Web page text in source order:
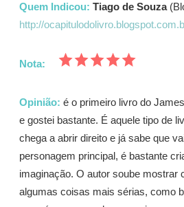
Quem Indicou: Tiago de Souza
http://
Nota:
Opinião: é o primeiro livro do
e gostei bastante. É aquele tipo de
chega a abrir direito e já sabe que
personagem principal, é bastante
imaginação. O autor soube mostrar
algumas coisas mais sérias, como